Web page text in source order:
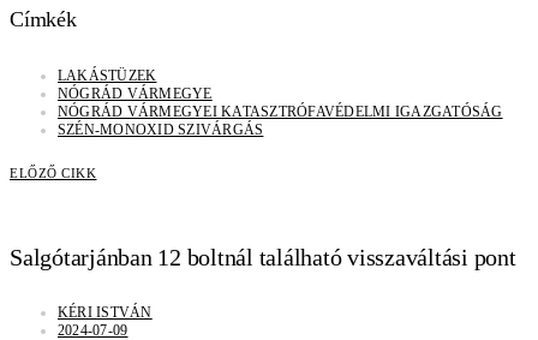
Címkék
LAKÁSTÜZEK
NÓGRÁD VÁRMEGYE
NÓGRÁD VÁRMEGYEI KATASZTRÓFAVÉDELMI IGAZGATÓSÁG
SZÉN-MONOXID SZIVÁRGÁS
ELŐZŐ CIKK
Salgótarjánban 12 boltnál található visszaváltási pont
KÉRI ISTVÁN
2024-07-09